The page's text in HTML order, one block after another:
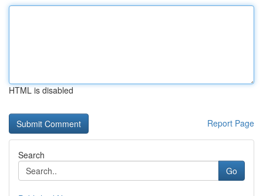
HTML is disabled
Report Page
Search
Go